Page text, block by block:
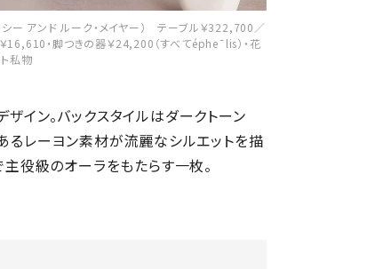
ー アンド ルーク・メイヤー） テーブル￥322,700／
16,610・脚つきの器￥24,200（すべてéphe¯lis）・花
私物
イン。バックスタイルはダークトーン
るレーヨン素材が流麗なシルエットを描
主役級のオーラをもたらす一枚。